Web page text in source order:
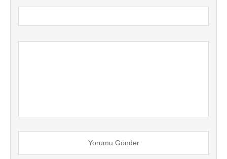
Yorumu Gönder